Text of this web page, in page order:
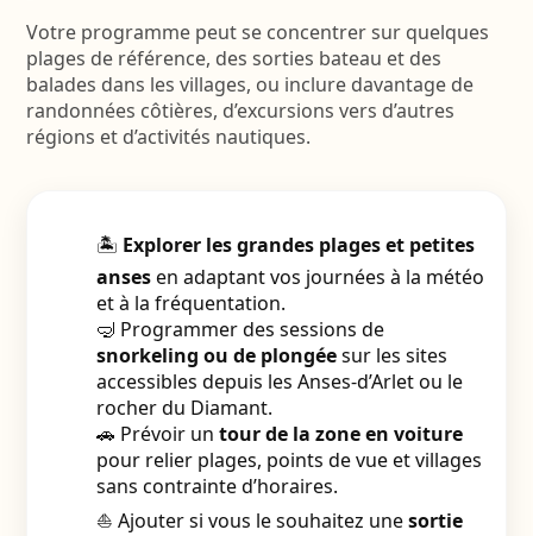
Votre programme peut se concentrer sur quelques
plages de référence, des sorties bateau et des
balades dans les villages, ou inclure davantage de
randonnées côtières, d’excursions vers d’autres
régions et d’activités nautiques.
🏝️ Explorer les grandes plages et petites
ansesen adaptant vos journées à la météo
et à la fréquentation.
🤿 Programmer des sessions de
snorkeling ou de plongéesur les sites
accessibles depuis les Anses-d’Arlet ou le
rocher du Diamant.
🚗 Prévoir un tour de la zone en voiture
pour relier plages, points de vue et villages
sans contrainte d’horaires.
⛵ Ajouter si vous le souhaitez unesortie